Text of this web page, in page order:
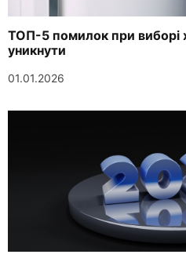
ТОП-5 помилок при виборі
уникнути
01.01.2026